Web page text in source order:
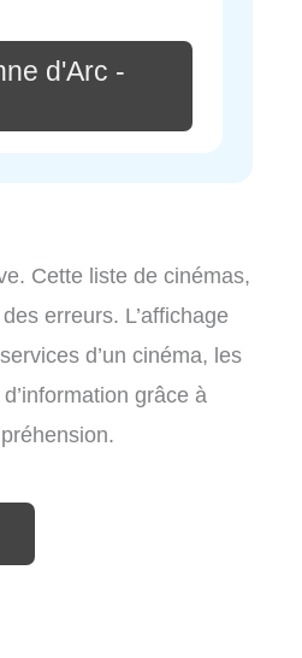
d'Arc -
Cette liste de cinémas,
erreurs. L’affichage
d’un cinéma, les
grâce à